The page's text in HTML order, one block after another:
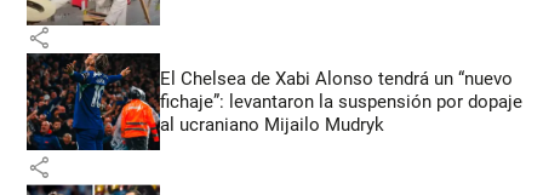
share
El Chelsea de Xabi Alonso tendrá un “nuevo
fichaje”: levantaron la suspensión por dopaje
al ucraniano Mijailo Mudryk
share